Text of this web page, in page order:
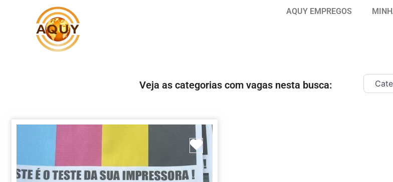
AQUY EMPREGOS
Veja as categorias com vagas nesta busca:
Marcar como Favorito